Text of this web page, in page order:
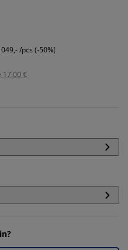
/pcs (-50%)
17.00 €